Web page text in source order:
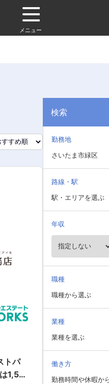
メニュー
1,50
検索
勤務地
さいたま市緑区
路線・駅
駅・エリアを選ぶ
年収
職種
職種から選ぶ
業種
業種を選ぶ
働き方
勤務時間や休暇か